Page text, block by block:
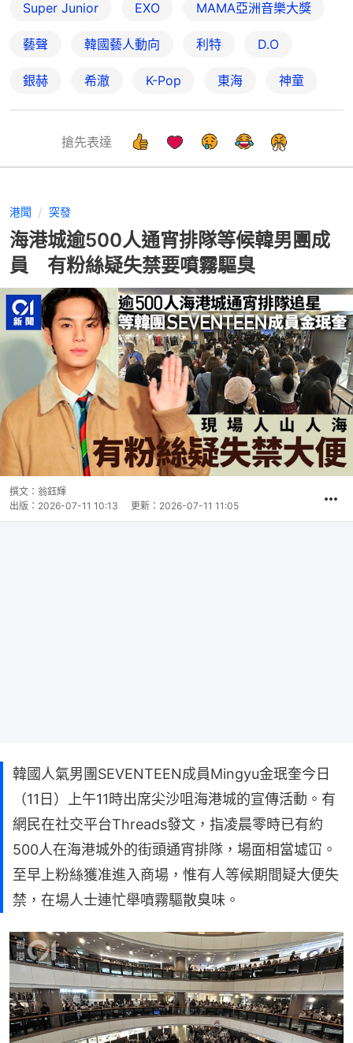
Super Junior EXO MAMA亞洲音樂大獎
藝聲 韓國藝人動向 利特 D.O
銀赫 希澈 K-Pop 東海 神童
搶先表達
港聞 突發
海港城逾500人通宵排隊等候韓男團成
員 有粉絲疑失禁要噴霧驅臭
撰文： 翁鈺輝
出版： 2026-07-11 10:13 更新： 2026-07-11 11:05
韓國人氣男團SEVENTEEN成員Mingyu金珉奎今日
（11日）上午11時出席尖沙咀海港城的宣傳活動。有
網民在社交平台Threads發文，指凌晨零時已有約
500人在海港城外的街頭通宵排隊，場面相當墟冚。
至早上粉絲獲准進入商場，惟有人等候期間疑大便失
禁，在場人士連忙舉噴霧驅散臭味。